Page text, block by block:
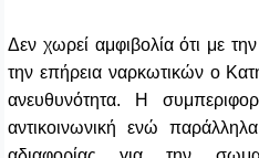
Δεν χωρεί αμφιβολία ότι με
την επήρεια ναρκωτικών ο
ανευθυνότητα. Η
αντικοινωνική ενώ